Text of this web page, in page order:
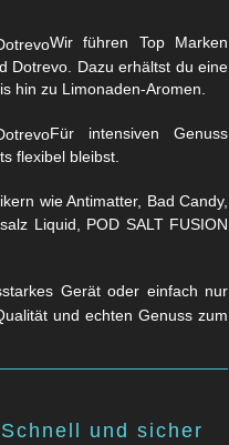
Wir führen Top Marken
Dotrevo. Dazu erhältst du eine
hin zu Limonaden-Aromen.
Für intensiven Genuss
flexibel bleibst.
wie Antimatter, Bad Candy,
Liquid, POD SALT FUSION
Gerät oder einfach nur
und echten Genuss zum
Schnell und sicher